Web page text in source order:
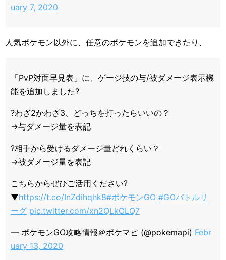
uary 7, 2020
人気ポケモン以外に、任意のポケモンを追加できたり、
「PvP対面早見表」に、ゲージ技の与/被ダメージ表示機
能を追加しました?
?わざ2かわざ3、どっちを打ったらいいの？
→与ダメージ量を表記
?相手から受けるダメージ量どれくらい？
→被ダメージ量を表記
こちらからぜひご活用ください?
▼https://t.co/InZdihqhk8#ポケモンGO #GOバトルリ
ーグ pic.twitter.com/xn2QLkOLQ7
— ポケモンGO攻略情報＠ポケマピ (@pokemapi) Febr
uary 13, 2020